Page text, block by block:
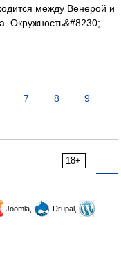
между Венерой и
Окружность&#8230; …
7 8
9
18+
Joomla,
Drupal,